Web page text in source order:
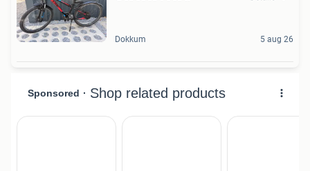
Dokkum 5 aug 26